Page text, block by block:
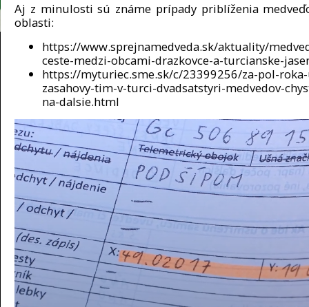
Aj z minulosti sú známe prípady priblíženia
oblasti:
https://www.sprejnamedveda.sk/aktuality/
ceste-medzi-obcami-drazkovce-a-turcianske-
https://myturiec.sme.sk/c/23399256/za-pol-
zasahovy-tim-v-turci-dvadsatstyri-medvedov-
na-dalsie.html